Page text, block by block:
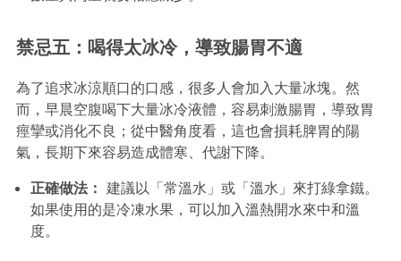
禁忌五：喝得太冰冷，導致腸胃不適
為了追求冰涼順口的口感，很多人會加入大量冰塊。然
而，早晨空腹喝下大量冰冷液體，容易刺激腸胃，導致胃
痙攣或消化不良；從中醫角度看，這也會損耗脾胃的陽
氣，長期下來容易造成體寒、代謝下降。
正確做法： 建議以「常溫水」或「溫水」來打綠拿鐵。
如果使用的是冷凍水果，可以加入溫熱開水來中和溫
度。